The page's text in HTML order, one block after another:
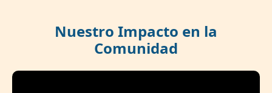
Nuestro Impacto en la
Comunidad